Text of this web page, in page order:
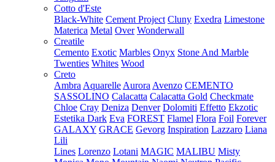
Cotto d'Este
Black-White Cement Project Cluny Exedra Limestone
Materica Metal Over Wonderwall
Creatile
Cemento Exotic Marbles Onyx Stone And Marble
Twenties Whites Wood
Creto
Ambra Aquarelle Aurora Avenzo CEMENTO
SASSOLINO Calacatta Calacatta Gold Checkmate
Chloe Cray Deniza Denver Dolomiti Effetto Ekzotic
Estetika Dark Eva FOREST Flamel Flora Foil Forever
GALAXY GRACE Gevorg Inspiration Lazzaro Liana
Lili
Lines Lorenzo Lotani MAGIC MALIBU Misty